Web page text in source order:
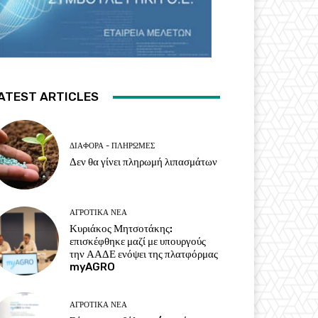
ARTICLES
ΔΙΆΦΟΡΑ - ΠΛΗΡΩΜΈΣ
Δεν θα γίνει πληρωμή λιπασμάτων
ΑΓΡΟΤΙΚΆ ΝΈΑ
Κυριάκος Μητσοτάκης:
επισκέφθηκε μαζί με υπουργούς
την ΑΑΔΕ ενόψει της πλατφόρμας
myAGRO
ΑΓΡΟΤΙΚΆ ΝΈΑ